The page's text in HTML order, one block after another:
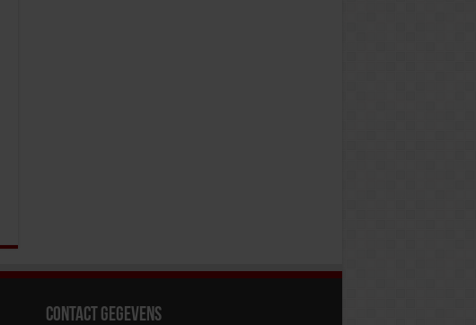
Contact gegevens